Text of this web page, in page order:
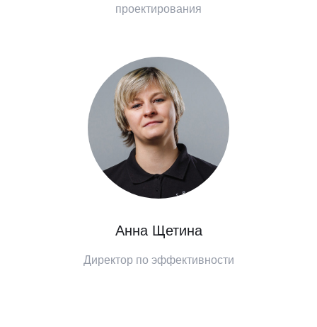
проектирования
Анна Щетина
Директор по эффективности